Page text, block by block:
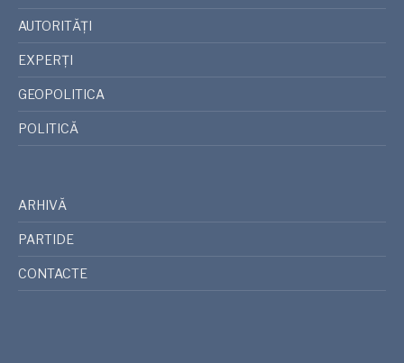
AUTORITĂȚI
EXPERȚI
GEOPOLITICA
POLITICĂ
ARHIVĂ
PARTIDE
CONTACTE